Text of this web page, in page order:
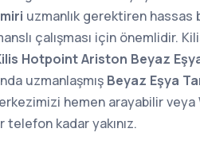
uzmanlık gerektiren hassas
çalışması için önemlidir.
Hotpoint Ariston Beyaz
uzmanlaşmış Beyaz Eşya
hemen arayabilir veya
kadar yakınız.